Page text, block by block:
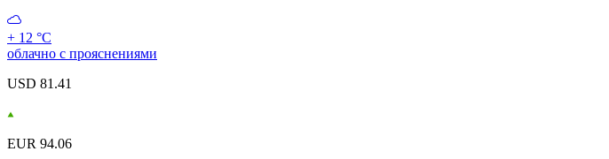
+ 12 °С
облачно с прояснениями
USD 81.41
EUR 94.06